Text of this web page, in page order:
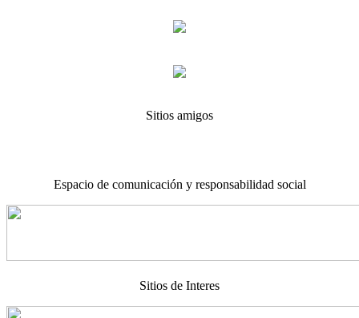
Sitios amigos
Espacio de comunicación y responsabilidad social
Sitios de Interes